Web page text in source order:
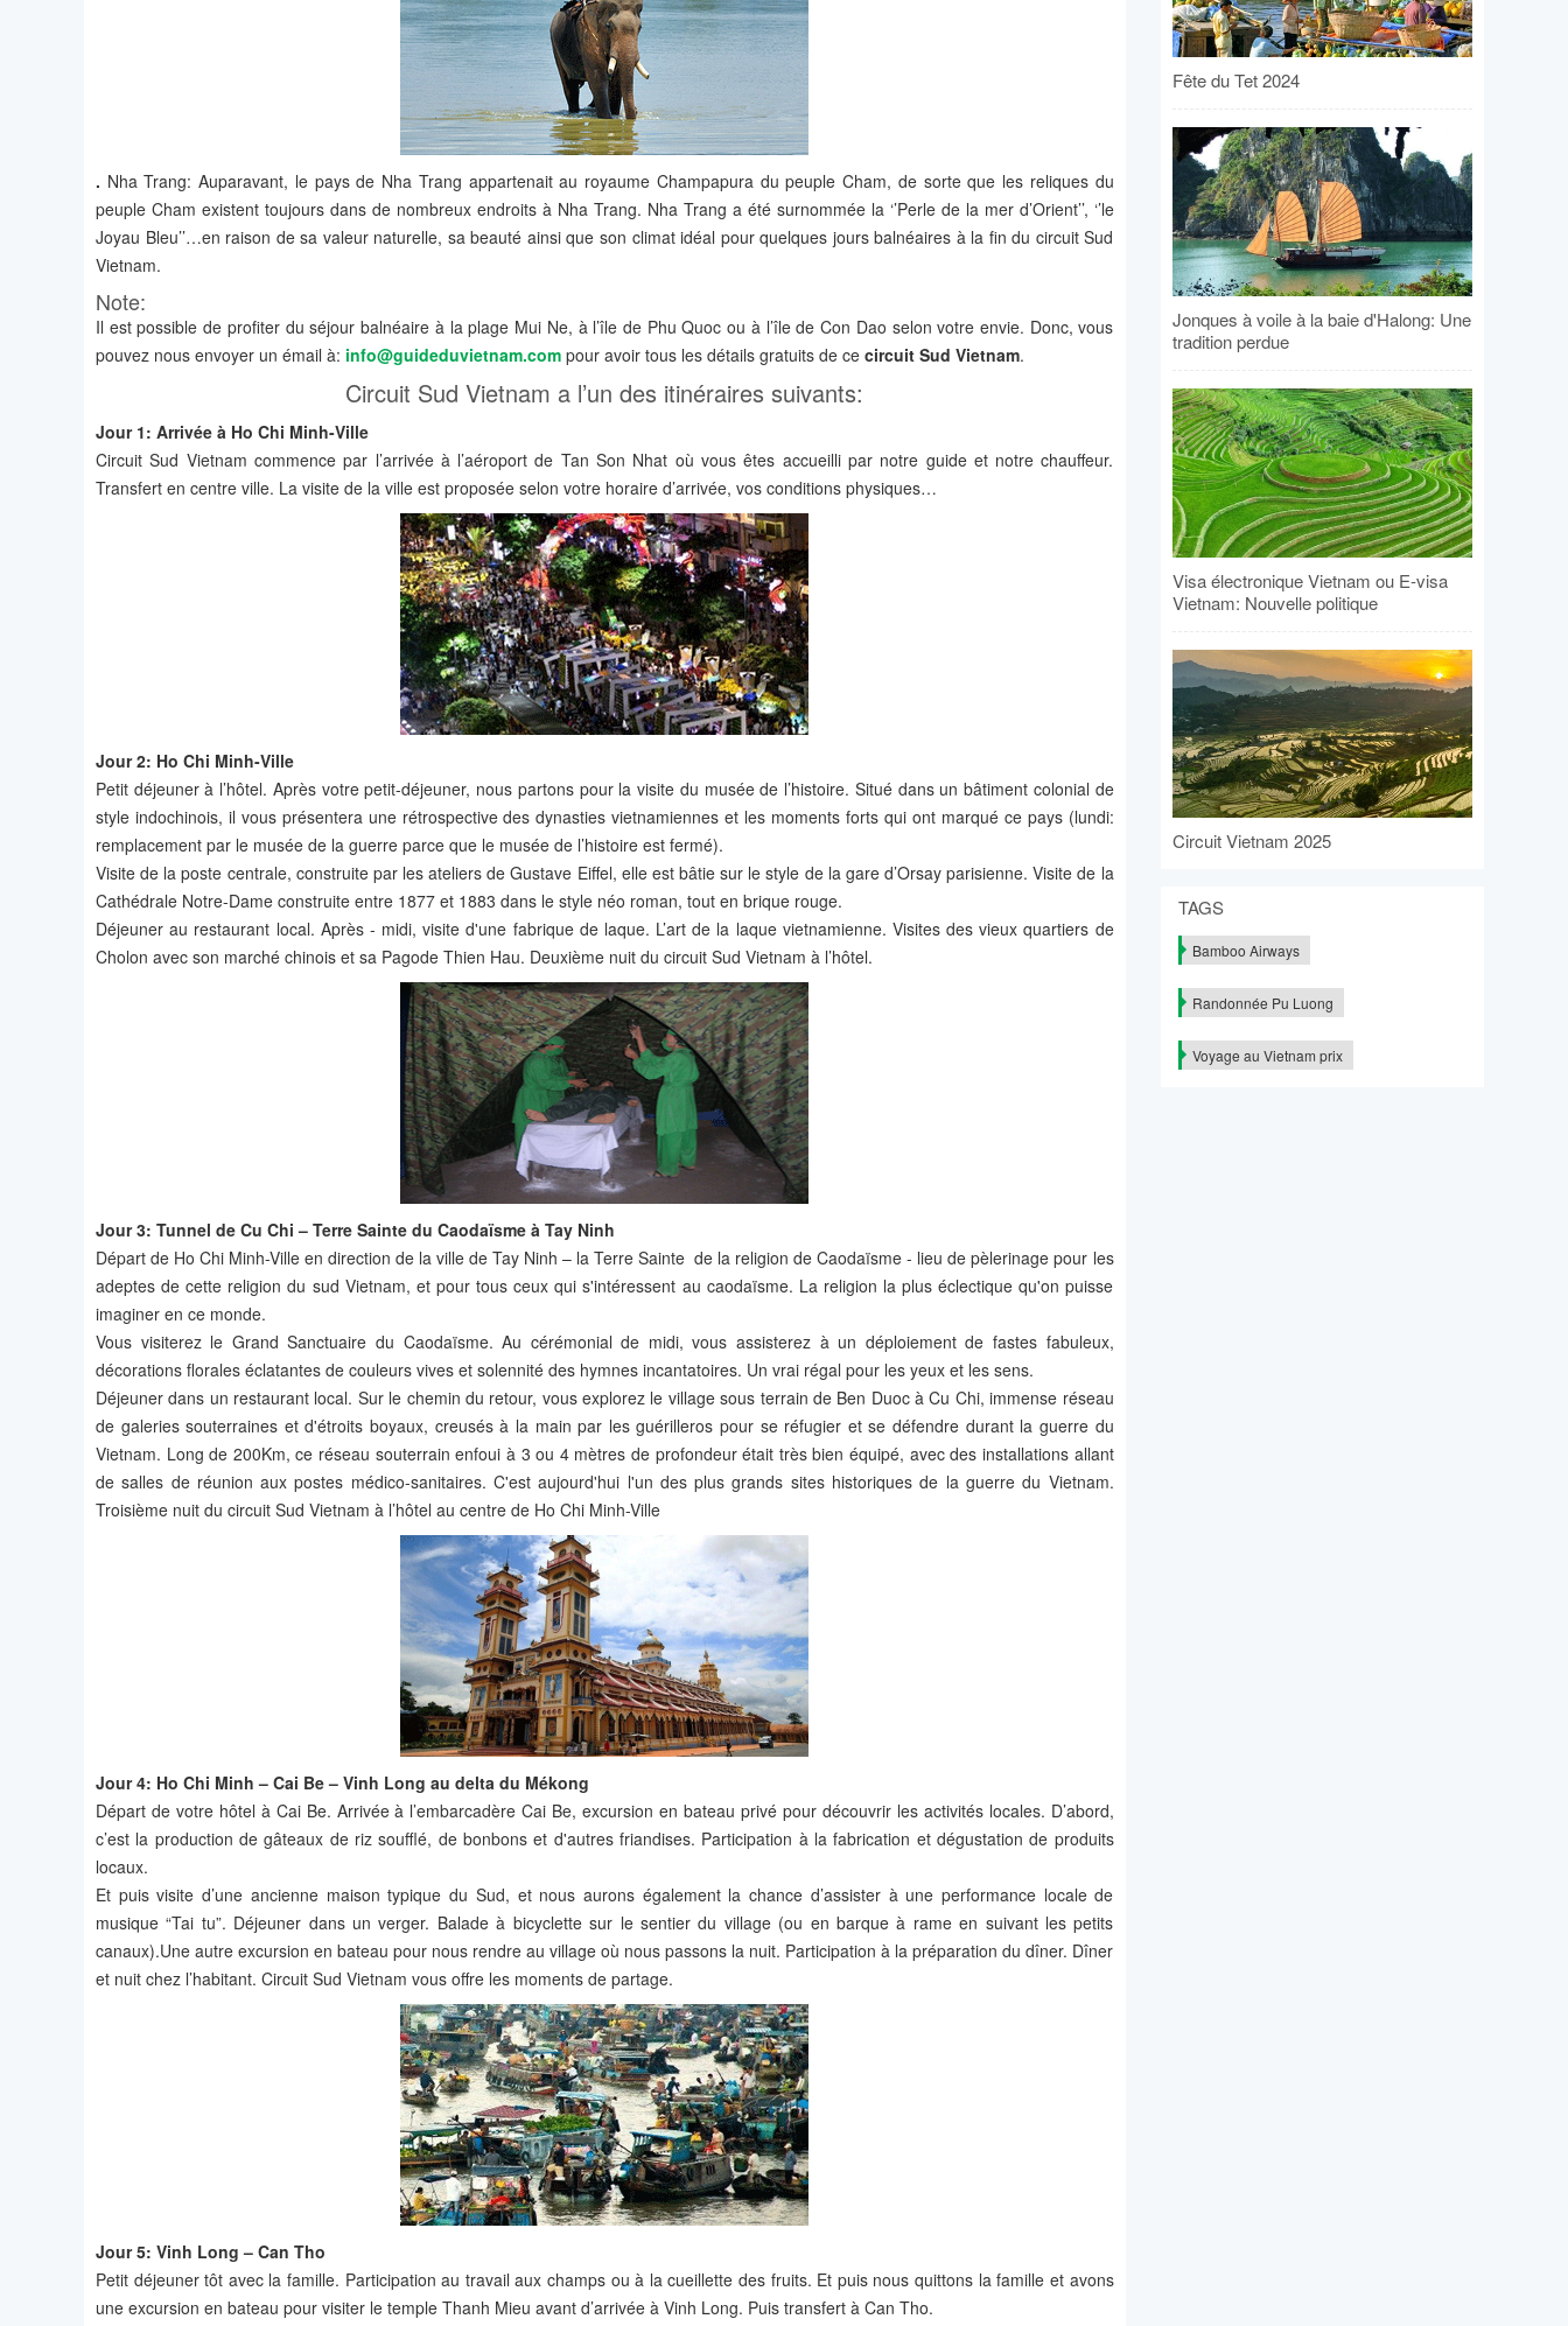
. Nha Trang: Auparavant, le pays de Nha Trang appartenait au royaume Champapura du peuple Cham, de sorte que les reliques du
peuple Cham existent toujours dans de nombreux endroits à Nha Trang. Nha Trang a été surnommée la ‘’Perle de la mer d’Orient’’, ‘’le
Joyau Bleu’’…en raison de sa valeur naturelle, sa beauté ainsi que son climat idéal pour quelques jours balnéaires à la fin du circuit Sud
Vietnam.
Note:
Il est possible de profiter du séjour balnéaire à la plage Mui Ne, à l’île de Phu Quoc ou à l’île de Con Dao selon votre envie. Donc, vous
pouvez nous envoyer un émail à: info@guideduvietnam.com pour avoir tous les détails gratuits de ce circuit Sud Vietnam.
Circuit Sud Vietnam a l’un des itinéraires suivants:
Jour 1: Arrivée à Ho Chi Minh-Ville
Circuit Sud Vietnam commence par l’arrivée à l’aéroport de Tan Son Nhat où vous êtes accueilli par notre guide et notre chauffeur.
Transfert en centre ville. La visite de la ville est proposée selon votre horaire d’arrivée, vos conditions physiques…
Jour 2: Ho Chi Minh-Ville
Petit déjeuner à l’hôtel. Après votre petit-déjeuner, nous partons pour la visite du musée de l’histoire. Situé dans un bâtiment colonial de
style indochinois, il vous présentera une rétrospective des dynasties vietnamiennes et les moments forts qui ont marqué ce pays (lundi:
remplacement par le musée de la guerre parce que le musée de l’histoire est fermé).
Visite de la poste centrale, construite par les ateliers de Gustave Eiffel, elle est bâtie sur le style de la gare d’Orsay parisienne. Visite de la
Cathédrale Notre-Dame construite entre 1877 et 1883 dans le style néo roman, tout en brique rouge.
Déjeuner au restaurant local. Après - midi, visite d'une fabrique de laque. L’art de la laque vietnamienne. Visites des vieux quartiers de
Cholon avec son marché chinois et sa Pagode Thien Hau. Deuxième nuit du circuit Sud Vietnam à l’hôtel.
Jour 3: Tunnel de Cu Chi – Terre Sainte du Caodaïsme à Tay Ninh
Départ de Ho Chi Minh-Ville en direction de la ville de Tay Ninh – la Terre Sainte de la religion de Caodaïsme - lieu de pèlerinage pour les
adeptes de cette religion du sud Vietnam, et pour tous ceux qui s'intéressent au caodaïsme. La religion la plus éclectique qu'on puisse
imaginer en ce monde.
Vous visiterez le Grand Sanctuaire du Caodaïsme. Au cérémonial de midi, vous assisterez à un déploiement de fastes fabuleux,
décorations florales éclatantes de couleurs vives et solennité des hymnes incantatoires. Un vrai régal pour les yeux et les sens.
Déjeuner dans un restaurant local. Sur le chemin du retour, vous explorez le village sous terrain de Ben Duoc à Cu Chi, immense réseau
de galeries souterraines et d'étroits boyaux, creusés à la main par les guérilleros pour se réfugier et se défendre durant la guerre du
Vietnam. Long de 200Km, ce réseau souterrain enfoui à 3 ou 4 mètres de profondeur était très bien équipé, avec des installations allant
de salles de réunion aux postes médico-sanitaires. C'est aujourd'hui l'un des plus grands sites historiques de la guerre du Vietnam.
Troisième nuit du circuit Sud Vietnam à l’hôtel au centre de Ho Chi Minh-Ville
Jour 4: Ho Chi Minh – Cai Be – Vinh Long au delta du Mékong
Départ de votre hôtel à Cai Be. Arrivée à l’embarcadère Cai Be, excursion en bateau privé pour découvrir les activités locales. D’abord,
c’est la production de gâteaux de riz soufflé, de bonbons et d'autres friandises. Participation à la fabrication et dégustation de produits
locaux.
Et puis visite d’une ancienne maison typique du Sud, et nous aurons également la chance d’assister à une performance locale de
musique “Tai tu”. Déjeuner dans un verger. Balade à bicyclette sur le sentier du village (ou en barque à rame en suivant les petits
canaux).Une autre excursion en bateau pour nous rendre au village où nous passons la nuit. Participation à la préparation du dîner. Dîner
et nuit chez l’habitant. Circuit Sud Vietnam vous offre les moments de partage.
Jour 5: Vinh Long – Can Tho
Petit déjeuner tôt avec la famille. Participation au travail aux champs ou à la cueillette des fruits. Et puis nous quittons la famille et avons
une excursion en bateau pour visiter le temple Thanh Mieu avant d’arrivée à Vinh Long. Puis transfert à Can Tho.
Fête du Tet 2024
Jonques à voile à la baie d'Halong: Une
tradition perdue
Visa électronique Vietnam ou E-visa
Vietnam: Nouvelle politique
Circuit Vietnam 2025
TAGS
Bamboo Airways
Randonnée Pu Luong
Voyage au Vietnam prix